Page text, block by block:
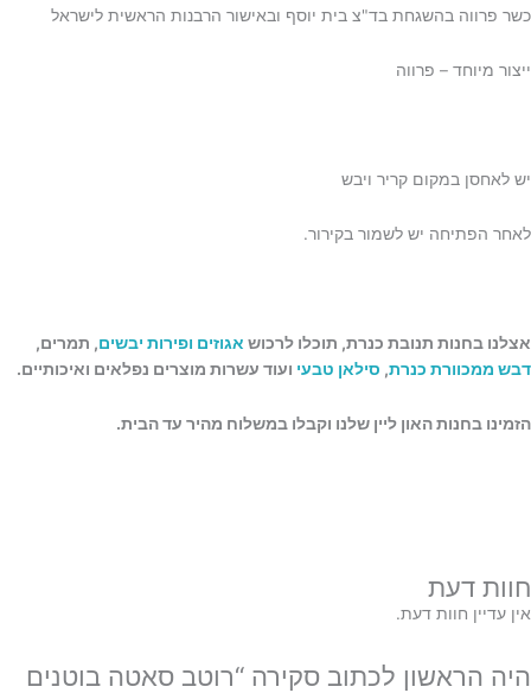
כשר פרווה בהשגחת בד"צ בית יוסף ובאישור הרבנות הראשית לישראל
ייצור מיוחד – פרווה
יש לאחסן במקום קריר ויבש
לאחר הפתיחה יש לשמור בקירור.
אצלנו בחנות תנובת כנרת, תוכלו לרכוש אגוזים ופירות יבשים, תמרים,
דבש ממכוורת כנרת, סילאן טבעי ועוד עשרות מוצרים נפלאים ואיכותיים.
הזמינו בחנות האון ליין שלנו וקבלו במשלוח מהיר עד הבית.
חוות דעת
אין עדיין חוות דעת.
היה הראשון לכתוב סקירה “רוטב סאטה בוטנים